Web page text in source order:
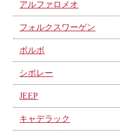
アルファロメオ
フォルクスワーゲン
ボルボ
シボレー
JEEP
キャデラック